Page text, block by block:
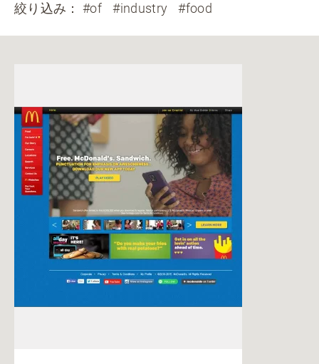
絞り込み：#of #industry #food